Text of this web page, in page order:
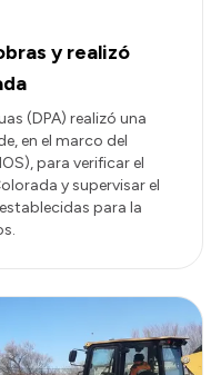
y realizó
(DPA) realizó una
en el marco del
para verificar el
y supervisar el
para la